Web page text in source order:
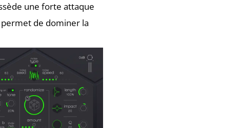
une forte attaque
de dominer la